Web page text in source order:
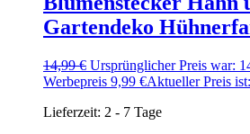
Gartendeko
14,99€ Ursprünglicher Preis war:
Werbepreis 9,99 €Aktueller Preis
Lieferzeit: 2 - 7 Tage